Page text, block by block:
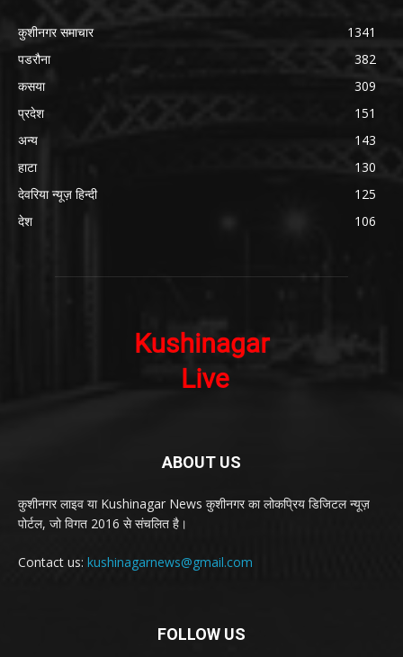
कुशीनगर समाचार
1341
पडरौना
382
कसया
309
प्रदेश
151
अन्य
143
हाटा
130
देवरिया न्यूज़ हिन्दी
125
देश
106
ABOUT US
कुशीनगर लाइव या Kushinagar News कुशीनगर का लोकप्रिय डिजिटल न्यूज़
पोर्टल, जो विगत 2016 से संचलित है।
Contact us: kushinagarnews@gmail.com
FOLLOW US